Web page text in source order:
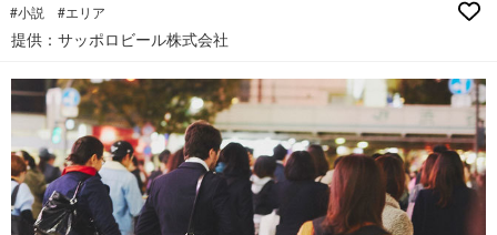
#小説 #エリア
提供：サッポロビール株式会社